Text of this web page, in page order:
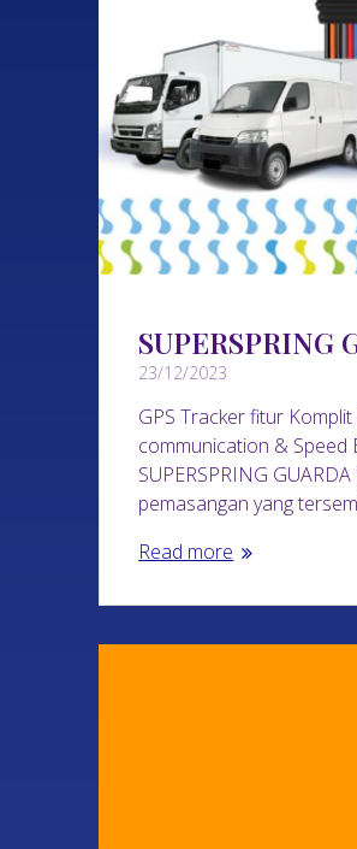
SUPERSPRING
23/12/2023
GPS Tracker fitur
communication & Speed
SUPERSPRING
pemasangan yang
Read more